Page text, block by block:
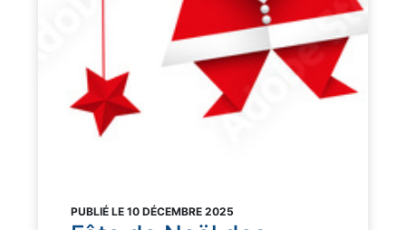
PUBLIÉ LE 10 DÉCEMBRE 2025